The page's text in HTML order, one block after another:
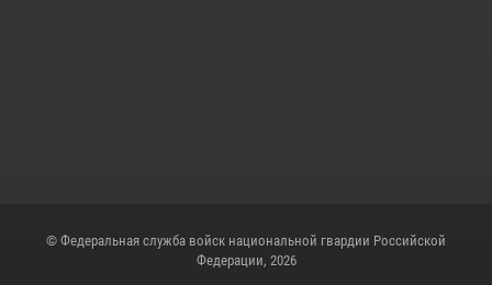
© Федеральная служба войск национальной гвардии Российской
Федерации, 2026